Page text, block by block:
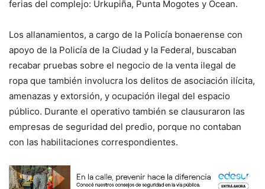
ferias del complejo: Urkupiña, Punta Mogotes y Ocean.
Los allanamientos, a cargo de la Policía bonaerense con
apoyo de la Policía de la Ciudad y la Federal, buscaban
recabar pruebas sobre el negocio de la venta ilegal de
ropa que también involucra los delitos de asociación ilícita,
amenazas y extorsión, y ocupación ilegal del espacio
público. Durante el operativo también se clausuraron las
empresas de seguridad del predio, porque no contaban
con las habilitaciones correspondientes.